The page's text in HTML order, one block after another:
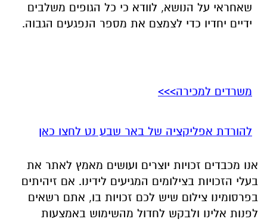
שאחראי על הנושא, לוודא כי כל הגופים משלבים
ידיים יחדיו כדי לצמצם את מספר הנפגעים הגבוה.
משרדים למכירה>>>
להורדת אפליקציה של באר שבע נט לחצו כאן
אנו מכבדים זכויות יוצרים ועושים מאמץ לאתר את
בעלי הזכויות בצילומים המגיעים לידינו. אם זיהיתים
בפרסומינו צילום שיש לכם זכויות בו, אתם רשאים
לפנות אלינו ולבקש לחדול מהשימוש באמצעות